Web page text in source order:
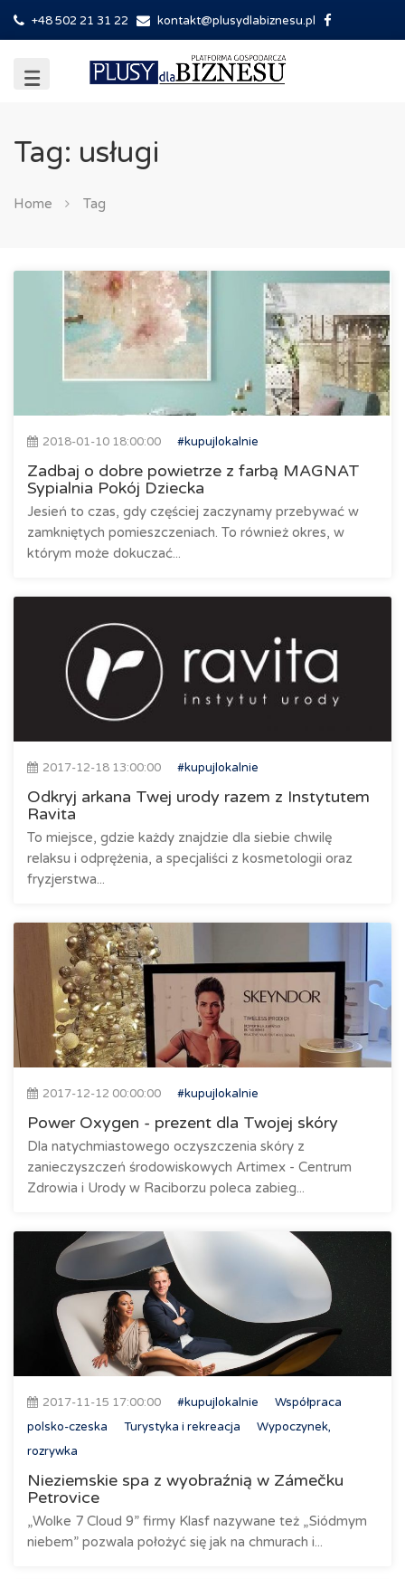
+48 502 21 31 22 kontakt@plusydlabiznesu.pl
Tag: usługi
Home Tag
2018-01-10 18:00:00 #kupujlokalnie
Zadbaj o dobre powietrze z farbą MAGNAT
Sypialnia Pokój Dziecka
Jesień to czas, gdy częściej zaczynamy przebywać w
zamkniętych pomieszczeniach. To również okres, w
którym może dokuczać...
2017-12-18 13:00:00 #kupujlokalnie
Odkryj arkana Twej urody razem z Instytutem
Ravita
To miejsce, gdzie każdy znajdzie dla siebie chwilę
relaksu i odprężenia, a specjaliści z kosmetologii oraz
fryzjerstwa...
2017-12-12 00:00:00 #kupujlokalnie
Power Oxygen - prezent dla Twojej skóry
Dla natychmiastowego oczyszczenia skóry z
zanieczyszczeń środowiskowych Artimex - Centrum
Zdrowia i Urody w Raciborzu poleca zabieg...
2017-11-15 17:00:00 #kupujlokalnie
Współpraca
polsko-czeska
Turystyka i rekreacja
Wypoczynek,
rozrywka
Nieziemskie spa z wyobraźnią w Zámečku
Petrovice
„Wolke 7 Cloud 9” firmy Klasf nazywane też „Siódmym
niebem” pozwala położyć się jak na chmurach i...